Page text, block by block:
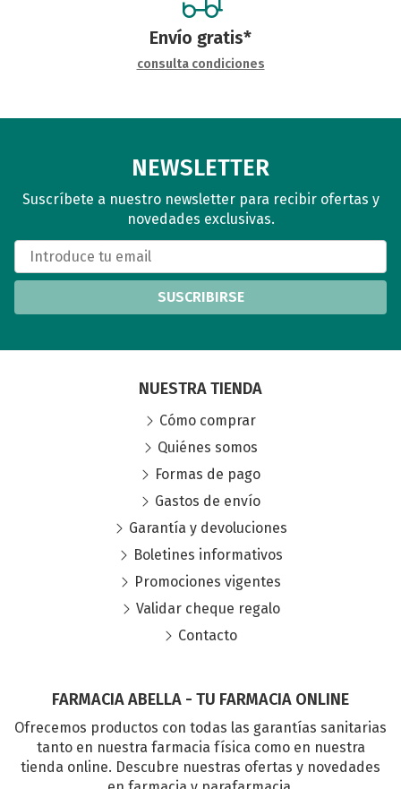
Envío gratis*
consulta condiciones
NEWSLETTER
Suscríbete a nuestro newsletter para recibir ofertas y
novedades exclusivas.
SUSCRIBIRSE
FARMACIA ABELLA - TU FARMACIA ONLINE
Ofrecemos productos con todas las garantías sanitarias
tanto en nuestra farmacia física como en nuestra
tienda online. Descubre nuestras ofertas y novedades
NUESTRA TIENDA
Cómo comprar
Quiénes somos
Formas de pago
Gastos de envío
Garantía y devoluciones
Boletines informativos
Promociones vigentes
Validar cheque regalo
Contacto